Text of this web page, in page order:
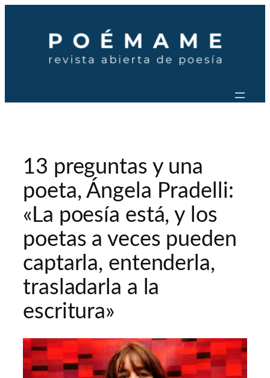
contenido
13 preguntas y una
poeta, Ángela Pradelli:
«La poesía está, y los
poetas a veces pueden
captarla, entenderla,
trasladarla a la
escritura»